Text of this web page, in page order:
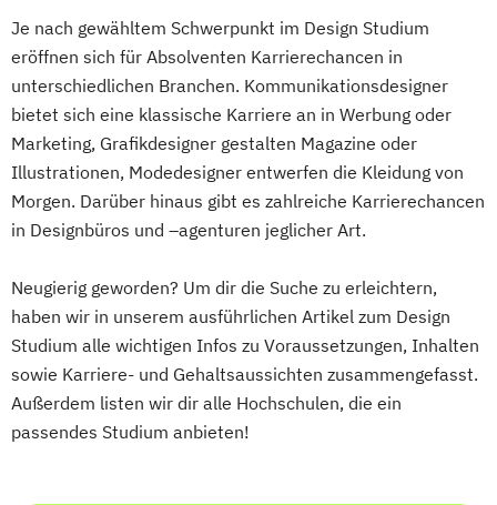
Je nach gewähltem Schwerpunkt im Design Studium
eröffnen sich für Absolventen Karrierechancen in
unterschiedlichen Branchen. Kommunikationsdesigner
bietet sich eine klassische Karriere an in Werbung oder
Marketing, Grafikdesigner gestalten Magazine oder
Illustrationen, Modedesigner entwerfen die Kleidung von
Morgen. Darüber hinaus gibt es zahlreiche Karrierechancen
in Designbüros und –agenturen jeglicher Art.
Neugierig geworden? Um dir die Suche zu erleichtern,
haben wir in unserem ausführlichen Artikel zum Design
Studium alle wichtigen Infos zu Voraussetzungen, Inhalten
sowie Karriere- und Gehaltsaussichten zusammengefasst.
Außerdem listen wir dir alle Hochschulen, die ein
passendes Studium anbieten!